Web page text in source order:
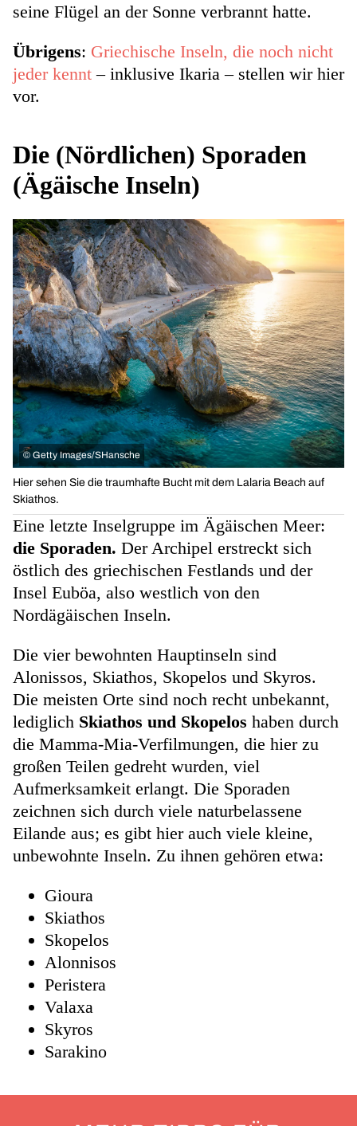
seine Flügel an der Sonne verbrannt hatte.
Übrigens: Griechische Inseln, die noch nicht
jeder kennt – inklusive Ikaria – stellen wir hier
vor.
Die (Nördlichen) Sporaden
(Ägäische Inseln)
© Getty Images/SHansche
Hier sehen Sie die traumhafte Bucht mit dem Lalaria Beach auf
Skiathos.
Eine letzte Inselgruppe im Ägäischen Meer:
die Sporaden. Der Archipel erstreckt sich
östlich des griechischen Festlands und der
Insel Euböa, also westlich von den
Nordägäischen Inseln.
Die vier bewohnten Hauptinseln sind
Alonissos, Skiathos, Skopelos und Skyros.
Die meisten Orte sind noch recht unbekannt,
lediglich Skiathos und Skopelos haben durch
die Mamma-Mia-Verfilmungen, die hier zu
großen Teilen gedreht wurden, viel
Aufmerksamkeit erlangt. Die Sporaden
zeichnen sich durch viele naturbelassene
Eilande aus; es gibt hier auch viele kleine,
unbewohnte Inseln. Zu ihnen gehören etwa:
Gioura
Skiathos
Skopelos
Alonnisos
Peristera
Valaxa
Skyros
Sarakino